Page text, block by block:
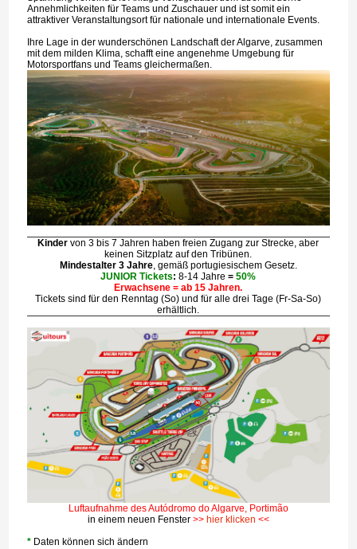
Annehmlichkeiten für Teams und Zuschauer und ist somit ein
attraktiver Veranstaltungsort für nationale und internationale Events.
Ihre Lage in der wunderschönen Landschaft der Algarve, zusammen
mit dem milden Klima, schafft eine angenehme Umgebung für
Motorsportfans und Teams gleichermaßen.
Kinder von 3 bis 7 Jahren haben freien Zugang zur Strecke, aber
keinen Sitzplatz auf den Tribünen.
Mindestalter 3 Jahre, gemäß portugiesischem Gesetz.
JUNIOR Tickets:8-14 Jahre =50%
Erwachsene = ab 15 Jahren.
Tickets sind für den Renntag (So) und für alle drei Tage (Fr-Sa-So)
erhältlich.
Luftaufnahme des Autódromo do Algarve, Portimão
in einem neuen Fenster>> hier klicken <<
*Daten können sich ändern